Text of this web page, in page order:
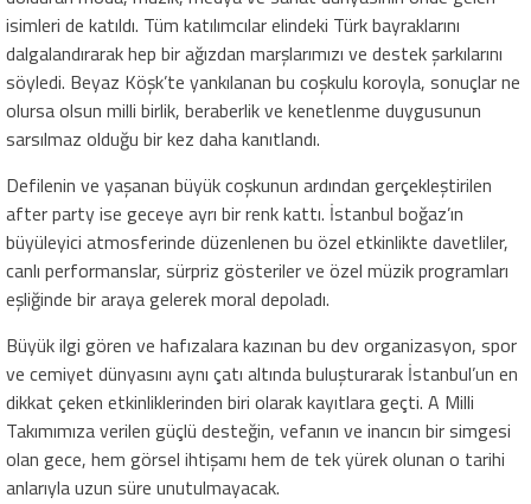
isimleri de katıldı. Tüm katılımcılar elindeki Türk bayraklarını
dalgalandırarak hep bir ağızdan marşlarımızı ve destek şarkılarını
söyledi. Beyaz Köşk’te yankılanan bu coşkulu koroyla, sonuçlar ne
olursa olsun milli birlik, beraberlik ve kenetlenme duygusunun
sarsılmaz olduğu bir kez daha kanıtlandı.
Defilenin ve yaşanan büyük coşkunun ardından gerçekleştirilen
after party ise geceye ayrı bir renk kattı. İstanbul boğaz’ın
büyüleyici atmosferinde düzenlenen bu özel etkinlikte davetliler,
canlı performanslar, sürpriz gösteriler ve özel müzik programları
eşliğinde bir araya gelerek moral depoladı.
Büyük ilgi gören ve hafızalara kazınan bu dev organizasyon, spor
ve cemiyet dünyasını aynı çatı altında buluşturarak İstanbul’un en
dikkat çeken etkinliklerinden biri olarak kayıtlara geçti. A Milli
Takımımıza verilen güçlü desteğin, vefanın ve inancın bir simgesi
olan gece, hem görsel ihtişamı hem de tek yürek olunan o tarihi
anlarıyla uzun süre unutulmayacak.